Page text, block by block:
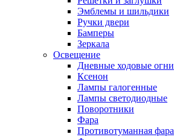
Эмблемы и шильдики
Ручки двери
Бамперы
Зеркала
Освещение
Дневные ходовые огни
Ксенон
Лампы галогенные
Лампы светодиодные
Поворотники
Фара
Противотуманная фара